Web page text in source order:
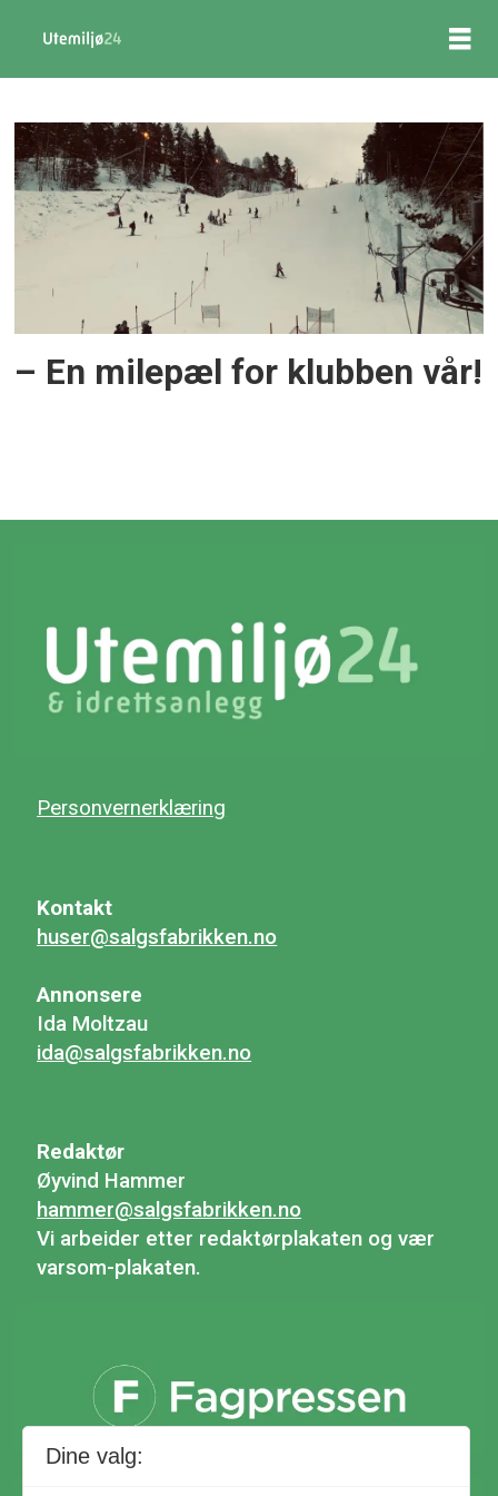
Tag:
bærekraftig
drift
– En milepæl for klubben vår!
Personvernerklæring
Kontakt
huser@salgsfabrikken.no
Annonsere
Ida Moltzau
ida@salgsfabrikken.no
Redaktør
Øyvind Hammer
hammer@salgsfabrikken.no
Vi arbeider etter redaktørplakaten og vær
varsom-plakaten.
Dine valg: